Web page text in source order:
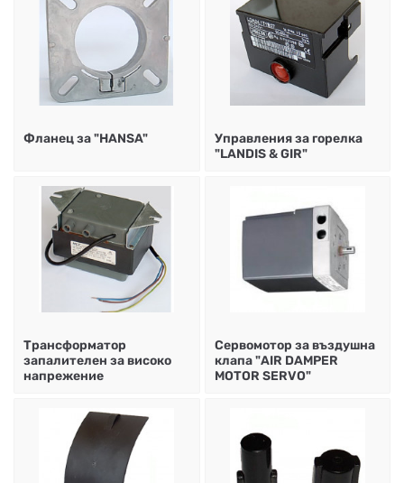
Фланец за "HANSA"
Управления за горелка
"LANDIS & GIR"
Трансформатор
запалителен за високо
напрежение
Сервомотор за въздушна
клапа "AIR DAMPER
MOTOR SERVO"